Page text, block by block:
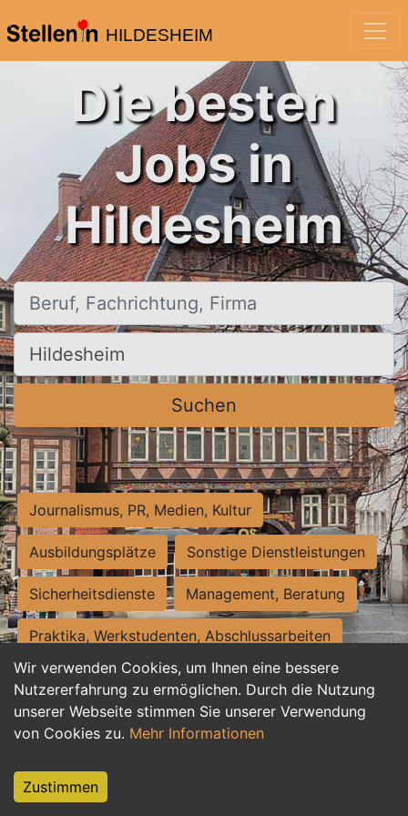
HILDESHEIM
Wir verwenden Cookies, um Ihnen eine bessere
Nutzererfahrung zu ermöglichen. Durch die Nutzung
unserer Webseite stimmen Sie unserer Verwendung
von Cookies zu. Mehr Informationen
Zustimmen
Die besten
Jobs in
Hildesheim
Beruf, Fachrichtung, Firma
Ort, Stadt
Suchen
Journalismus, PR, Medien, Kultur
Ausbildungsplätze Sonstige Dienstleistungen
Sicherheitsdienste Management, Beratung
Praktika, Werkstudenten, Abschlussarbeiten
Personalwesen Assistenz, Sekretariat
Hilfskräfte, Aushilfs- und Nebenjobs
Weiterbildung, Studium, duale Ausbildung